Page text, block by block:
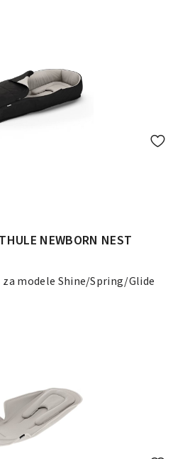
NEWBORN NEST
modele Shine/Spring/Glide